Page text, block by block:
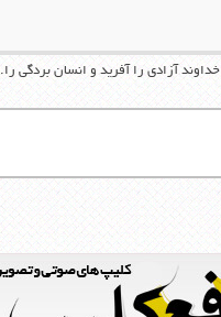
خداوند آزادی را آفرید و انسان بردگی را.